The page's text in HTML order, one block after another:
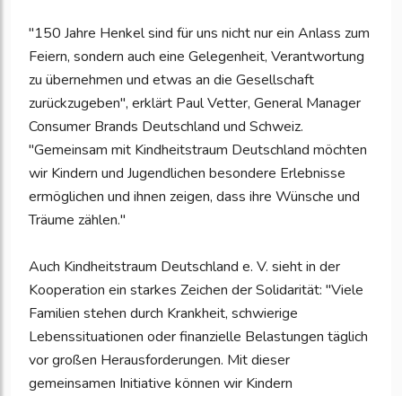
"150 Jahre Henkel sind für uns nicht nur ein Anlass zum
Feiern, sondern auch eine Gelegenheit, Verantwortung
zu übernehmen und etwas an die Gesellschaft
zurückzugeben", erklärt Paul Vetter, General Manager
Consumer Brands Deutschland und Schweiz.
"Gemeinsam mit Kindheitstraum Deutschland möchten
wir Kindern und Jugendlichen besondere Erlebnisse
ermöglichen und ihnen zeigen, dass ihre Wünsche und
Träume zählen."
Auch Kindheitstraum Deutschland e. V. sieht in der
Kooperation ein starkes Zeichen der Solidarität: "Viele
Familien stehen durch Krankheit, schwierige
Lebenssituationen oder finanzielle Belastungen täglich
vor großen Herausforderungen. Mit dieser
gemeinsamen Initiative können wir Kindern